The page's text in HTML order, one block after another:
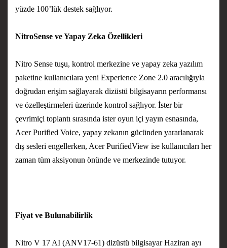
yüzde 100’lük destek sağlıyor.
NitroSense ve Yapay Zeka Özellikleri
Nitro Sense tuşu, kontrol merkezine ve yapay zeka yazılım
paketine kullanıcılara yeni Experience Zone 2.0 aracılığıyla
doğrudan erişim sağlayarak dizüstü bilgisayarın performansı
ve özelleştirmeleri üzerinde kontrol sağlıyor. İster bir
çevrimiçi toplantı sırasında ister oyun içi yayın esnasında,
Acer Purified Voice, yapay zekanın gücünden yararlanarak
dış sesleri engellerken, Acer PurifiedView ise kullanıcıları her
zaman tüm aksiyonun önünde ve merkezinde tutuyor.
Fiyat ve Bulunabilirlik
Nitro V 17 AI (ANV17-61) dizüstü bilgisayar Haziran ayı